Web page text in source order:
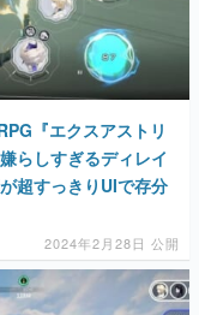
の魅力を画面や操作の
、硬派で骨太な評論連載
… ゲームにまつわる言葉
ーター文化史研究家・タ
『エクスアストリ
らしすぎるディレイ
超すっきりUIで存分
2024年2月28日 公開